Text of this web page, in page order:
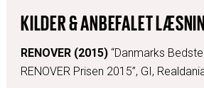
KILDER & ANBEFALET
RENOVER (2015)“Danmarks
RENOVER Prisen 2015”, GI,